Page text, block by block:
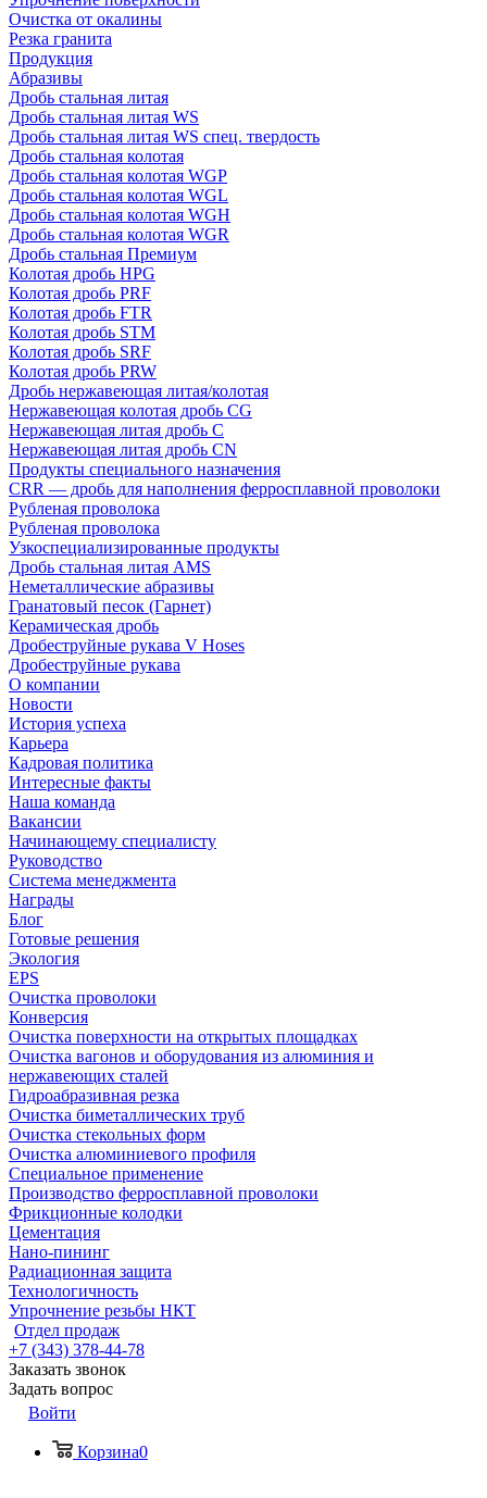
Очистка от окалины
Резка гранита
Продукция
Абразивы
Дробь стальная литая
Дробь стальная литая WS
Дробь стальная литая WS спец. твердость
Дробь стальная колотая
Дробь стальная колотая WGP
Дробь стальная колотая WGL
Дробь стальная колотая WGH
Дробь стальная колотая WGR
Дробь стальная Премиум
Колотая дробь HPG
Колотая дробь PRF
Колотая дробь FTR
Колотая дробь STM
Колотая дробь SRF
Колотая дробь PRW
Дробь нержавеющая литая/колотая
Нержавеющая колотая дробь CG
Нержавеющая литая дробь C
Нержавеющая литая дробь CN
Продукты специального назначения
CRR — дробь для наполнения ферросплавной проволоки
Рубленая проволока
Рубленая проволока
Узкоспециализированные продукты
Дробь стальная литая AMS
Неметаллические абразивы
Гранатовый песок (Гарнет)
Керамическая дробь
Дробеструйные рукава V Hoses
Дробеструйные рукава
О компании
Новости
История успеха
Карьера
Кадровая политика
Интересные факты
Наша команда
Вакансии
Начинающему специалисту
Руководство
Система менеджмента
Награды
Блог
Готовые решения
Экология
EPS
Очистка проволоки
Конверсия
Очистка поверхности на открытых площадках
Очистка вагонов и оборудования из алюминия и
нержавеющих сталей
Гидроабразивная резка
Очистка биметаллических труб
Очистка стекольных форм
Очистка алюминиевого профиля
Специальное применение
Производство ферросплавной проволоки
Фрикционные колодки
Цементация
Нано-пининг
Радиационная защита
Технологичность
Упрочнение резьбы НКТ
Отдел продаж
+7 (343) 378-44-78
Заказать звонок
Задать вопрос
Войти
Корзина0